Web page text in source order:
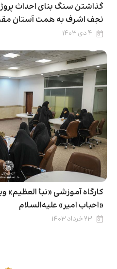
گذاشتن سنگ بنای احداث
نجف اشرف به همت آستان
۴ دی ۱۴۰۳
کارگاه آموزشی «نبأ العظیم»
«احباب امیر» علیه‌السلام
۲۳ خرداد ۱۴۰۳